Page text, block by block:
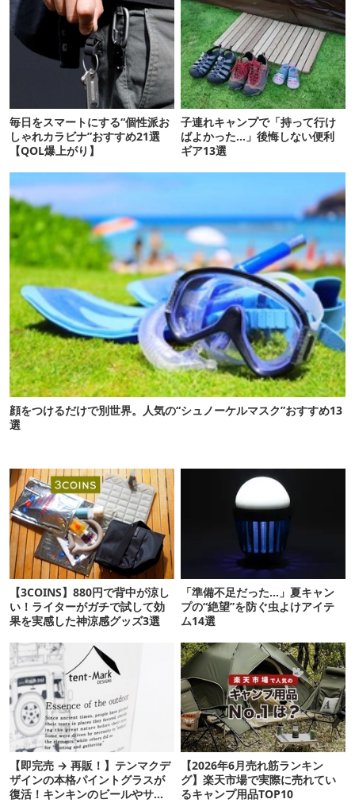
毎日をスマートにする“個性派お
しゃれカラビナ”おすすめ21選
【QOL爆上がり】
子連れキャンプで「持って行け
ばよかった…」後悔しない便利
ギア13選
顔をつけるだけで別世界。人気の“シュノーケルマスク”おすすめ13
選
【3COINS】880円で背中が涼し
い！ライターがガチで試して効
果を実感した神涼感グッズ3選
「準備不足だった…」夏キャン
プの“絶望”を防ぐ虫よけアイテ
ム14選
【即完売 → 再販！】テンマクデ
ザインの本格パイントグラスが
復活！キンキンのビールやサワ
【2026年6月売れ筋ランキン
グ】楽天市場で実際に売れてい
るキャンプ用品TOP10